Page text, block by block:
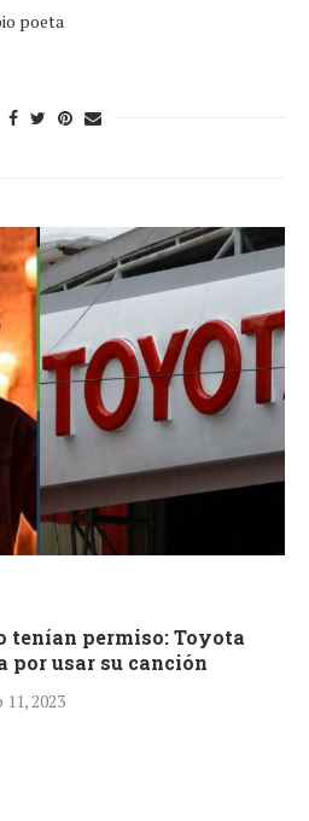
poeta
tenían permiso: Toyota
por usar su canción
11, 2023